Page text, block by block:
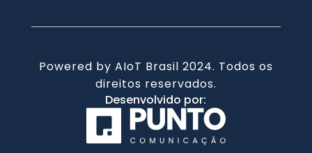
Powered by AIoT Brasil 2024. Todos os
direitos reservados.
Desenvolvido por: